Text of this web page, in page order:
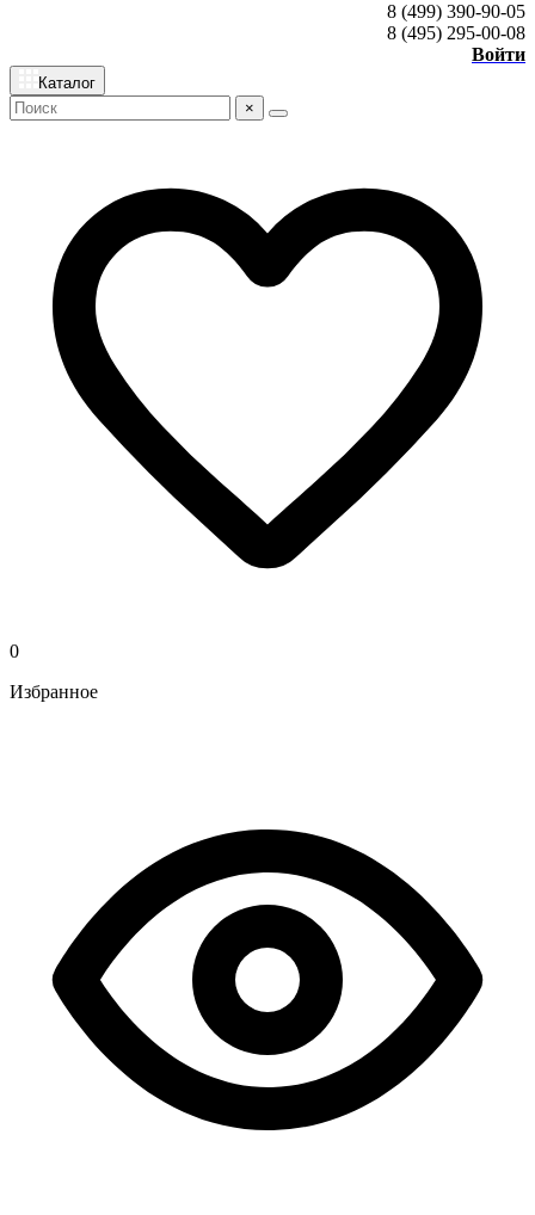
8 (499) 390-90-05
8 (495) 295-00-08
Войти
Каталог
×
0
Избранное